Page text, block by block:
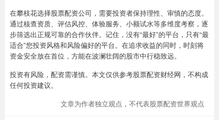
在攀枝花选择股票配资公司，需要投资者保持理性、审慎的态度。
通过核查资质、评估风控、体验服务、小额试水等多维度考察，逐
步筛选出正规可靠的合作伙伴。记住，没有“最好”的平台，只有“最
适合”您投资风格和风险偏好的平台。在追求收益的同时，时刻将
资金安全放在首位，方能在波澜壮阔的股市中行稳致远。
投资有风险，配资需谨慎。本文仅供参考股票配资财经网，不构成
任何投资建议。
文章为作者独立观点，不代表股票配资世界观点